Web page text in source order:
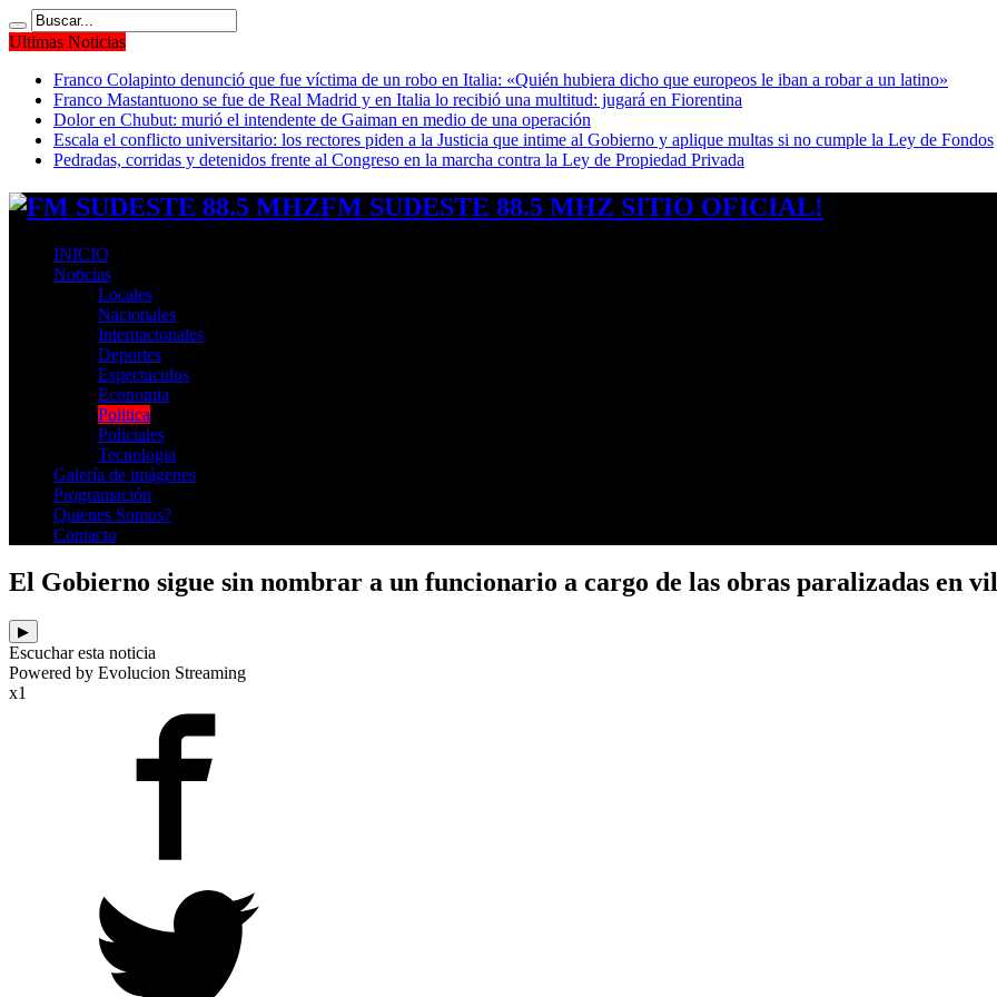
Ultimas Noticias
Franco Colapinto denunció que fue víctima de un robo en Italia: «Quién hubiera dicho que europeos le iban a robar a un latino»
Franco Mastantuono se fue de Real Madrid y en Italia lo recibió una multitud: jugará en Fiorentina
Dolor en Chubut: murió el intendente de Gaiman en medio de una operación
Escala el conflicto universitario: los rectores piden a la Justicia que intime al Gobierno y aplique multas si no cumple la Ley de Fondos
Pedradas, corridas y detenidos frente al Congreso en la marcha contra la Ley de Propiedad Privada
FM SUDESTE 88.5 MHZ SITIO OFICIAL!
INICIO
Noticias
Locales
Nacionales
Internacionales
Deportes
Espectaculos
Economia
Politica
Policiales
Tecnologia
Galería de imágenes
Programación
Quienes Somos?
Contacto
El Gobierno sigue sin nombrar a un funcionario a cargo de las obras paralizadas en
▶
Escuchar esta noticia
Powered by Evolucion Streaming
x1